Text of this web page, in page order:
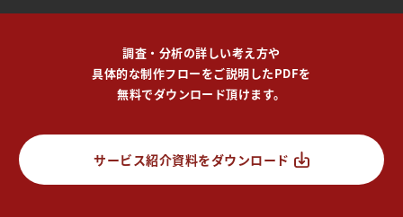
調査・分析の詳しい考え方や
具体的な制作フローをご説明したPDFを
無料でダウンロード頂けます。
サービス紹介資料をダウンロード